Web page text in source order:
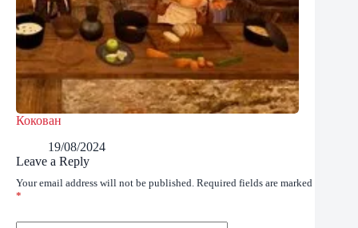
Кокован
19/08/2024
Leave a Reply
Your email address will not be published. Required fields are marked
*